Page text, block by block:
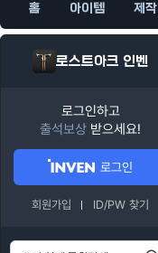
홈 아이템 제작
로스트아크 인벤
로그인하고
출석보상 받으세요!
로그인
회원가입 ID/PW 찾기